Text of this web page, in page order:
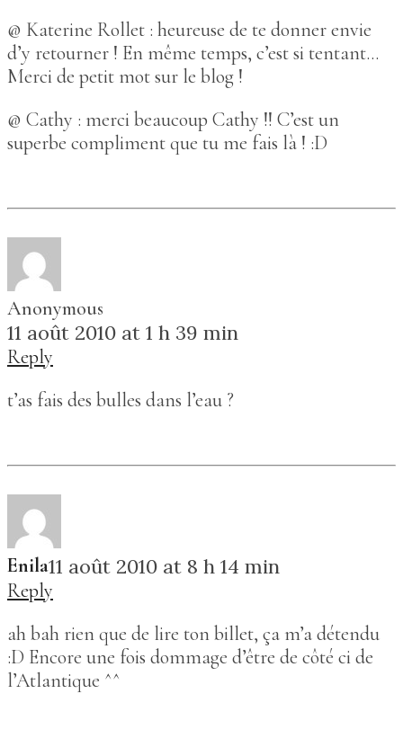
@ Katerine Rollet : heureuse de te donner envie
d’y retourner ! En même temps, c’est si tentant…
Merci de petit mot sur le blog !
@ Cathy : merci beaucoup Cathy !! C’est un
superbe compliment que tu me fais là ! :D
Anonymous
11 août 2010 at 1 h 39 min
Reply
t’as fais des bulles dans l’eau ?
Enila11 août 2010 at 8 h 14 min
Reply
ah bah rien que de lire ton billet, ça m’a détendu
:D Encore une fois dommage d’être de côté ci de
l’Atlantique ^^